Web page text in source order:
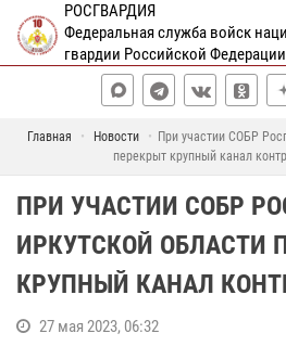
РОСГВАРДИЯ
Федеральная служба войск
гвардии Российской Федерации
Главная Новости
При участии СОБР
перекрыт крупный канал
ПРИ УЧАСТИИ СОБР
ИРКУТСКОЙ ОБЛАСТИ
КРУПНЫЙ КАНАЛ
27 мая 2023, 06:32